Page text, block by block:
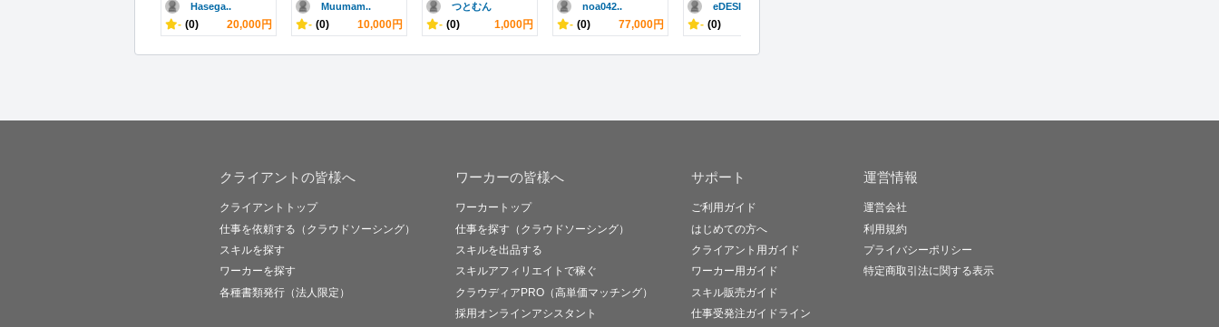
Hasega..
- (0) 20,000円
Muumam..
- (0) 10,000円
つとむん
- (0) 1,000円
noa042..
- (0) 77,000円
eDESIG..
- (0)
クライアントの皆様へ
クライアントトップ
仕事を依頼する（クラウドソーシング）
スキルを探す
ワーカーを探す
各種書類発行（法人限定）
ワーカーの皆様へ
ワーカートップ
仕事を探す（クラウドソーシング）
スキルを出品する
スキルアフィリエイトで稼ぐ
クラウディアPRO（高単価マッチング）
採用オンラインアシスタント
サポート
ご利用ガイド
はじめての方へ
クライアント用ガイド
ワーカー用ガイド
スキル販売ガイド
仕事受発注ガイドライン
運営情報
運営会社
利用規約
プライバシーポリシー
特定商取引法に関する表示